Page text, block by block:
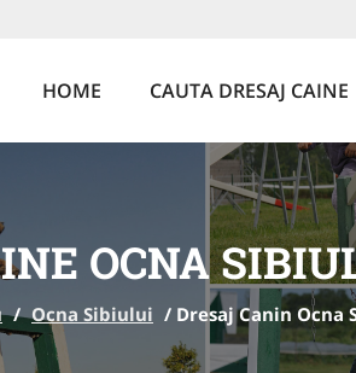
HOME CAUTA DRESAJ CAINE
OCNA
/ Ocna Sibiului / Dresaj Canin Ocna